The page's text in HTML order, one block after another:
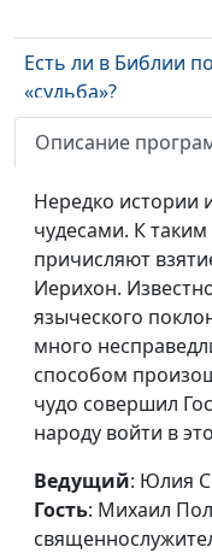
Есть ли в Библии
«судьба»?
Нужно ли читать
каждый день?
Христа?
Диалог Аввакума с
Описание
Нередко истории
чудесами. К
причисляют
Иерихон.
языческого
много
способом
чудо совершил
народу войти в
Ведущий: Юлия
Гость: Михаил